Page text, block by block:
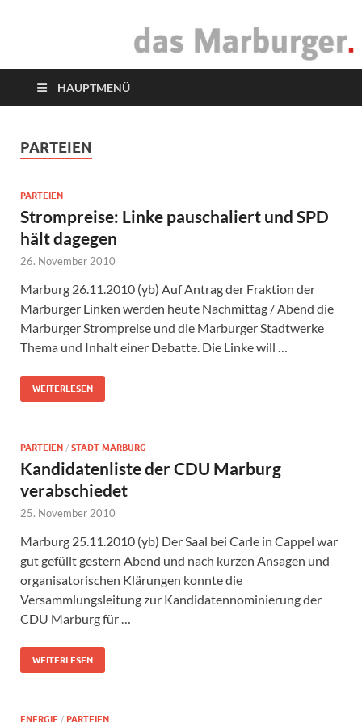
das Marburger.
HAUPTMENÜ
PARTEIEN
PARTEIEN
Strompreise: Linke pauschaliert und SPD
hält dagegen
26. November 2010
Marburg 26.11.2010 (yb) Auf Antrag der Fraktion der
Marburger Linken werden heute Nachmittag / Abend die
Marburger Strompreise und die Marburger Stadtwerke
Thema und Inhalt einer Debatte. Die Linke will …
WEITERLESEN
PARTEIEN / STADT MARBURG
Kandidatenliste der CDU Marburg
verabschiedet
25. November 2010
Marburg 25.11.2010 (yb) Der Saal bei Carle in Cappel war
gut gefüllt gestern Abend und nach kurzen Ansagen und
organisatorischen Klärungen konnte die
Versammlungsleitung zur Kandidatennominierung der
CDU Marburg für …
WEITERLESEN
ENERGIE / PARTEIEN